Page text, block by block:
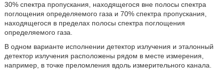
30% спектра пропускания, находящегося вне полосы спектра
поглощения определяемого газа и 70% спектра пропускания,
находящегося в пределах полосы спектра поглощения
определяемого газа.
В одном варианте исполнении детектор излучения и эталонный
детектор излучения расположены рядом в месте измерения,
например, в точке преломления вдоль измерительного канала.